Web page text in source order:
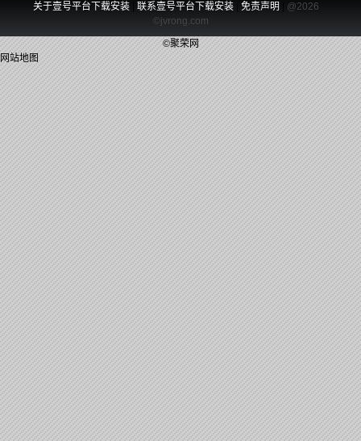
关于壹号平台下载安装 联系壹号平台下载安装| 免责声明
@2026
©jvrong.com
©聚荣网
网站地图